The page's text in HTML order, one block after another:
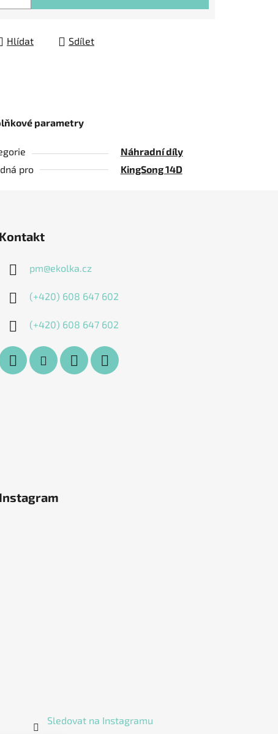
Hlídat Sdílet
parametry
Náhradní díly
pro
KingSong 14D
Kontakt
pm@ekolka.cz
(+420) 608 647 602
(+420) 608 647 602
Instagram
Sledovat na Instagramu